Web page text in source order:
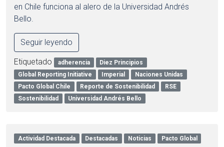
en Chile funciona al alero de la Universidad Andrés
Bello.
Seguir leyendo
Etiquetado adherencia
Diez Principios
Global Reporting Initiative
Imperial
Naciones Unidas
Pacto Global Chile
Reporte de Sostenibilidad
RSE
Sostenibilidad
Universidad Andrés Bello
Actividad Destacada Destacadas Noticias Pacto Global